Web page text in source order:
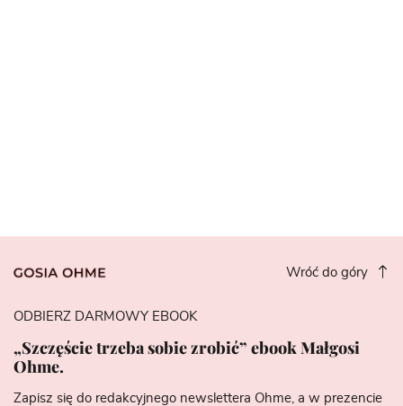
Wróć do góry
ODBIERZ DARMOWY EBOOK
„Szczęście trzeba sobie zrobić” ebook Małgosi
Ohme.
Zapisz się do redakcyjnego newslettera Ohme, a w prezencie